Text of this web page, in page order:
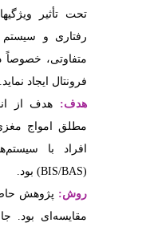
فعال­ساز
واکنش­های
مغزی آلفا در
مقایسه توان
به خبر خوب در
رفتاری
و از نوع علی-
را کلیه افراد